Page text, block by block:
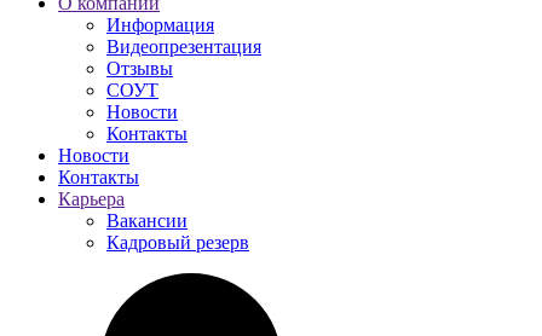
Информация
Видеопрезентация
Отзывы
СОУТ
Новости
Контакты
Новости
Контакты
Карьера
Вакансии
Кадровый резерв